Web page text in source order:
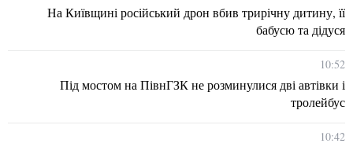
На Київщині російський дрон вбив трирічну дитину, її
бабусю та дідуся
10:52
Під мостом на ПівнГЗК не розминулися дві автівки і
тролейбус
10:42